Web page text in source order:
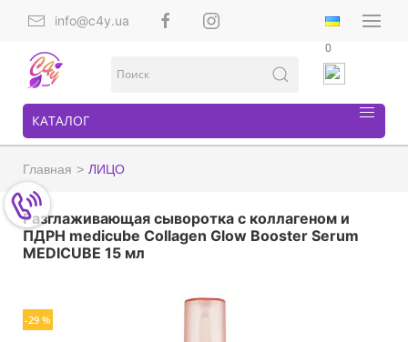
info@c4y.ua
0
КАТАЛОГ
Главная ЛИЦО
Разглаживающая сыворотка с коллагеном и
ПДРН medicube Collagen Glow Booster Serum
MEDICUBE 15 мл
-29 %